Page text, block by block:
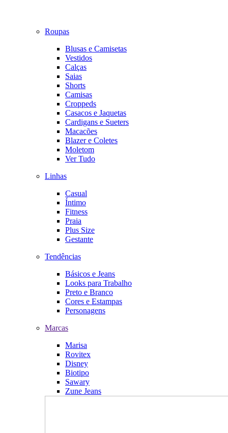
Roupas
Blusas e Camisetas
Vestidos
Calças
Saias
Shorts
Camisas
Croppeds
Casacos e Jaquetas
Cardigans e Sueters
Macacões
Blazer e Coletes
Moletom
Ver Tudo
Linhas
Casual
Íntimo
Fitness
Praia
Plus Size
Gestante
Tendências
Básicos e Jeans
Looks para Trabalho
Preto e Branco
Cores e Estampas
Personagens
Marcas
Marisa
Rovitex
Disney
Biotipo
Sawary
Zune Jeans